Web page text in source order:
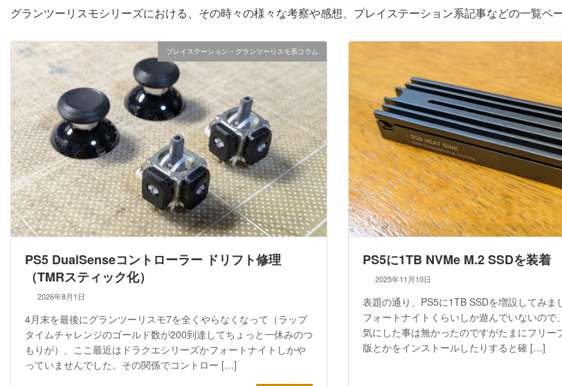
グランツーリスモシリーズにおける、その時々の様々な考察や感想、プレイステーション系記事などの一覧ペー
プレイステーション・グランツーリスモ系コラム
PS5 DualSenseコントローラー ドリフト修理
（TMRスティック化）
2026年8月1日
4月末を最後にグランツーリスモ7を全くやらなくなって（ラップ
タイムチャレンジのゴールド数が200到達してちょっと一休みのつ
もりが）、ここ最近はドラクエシリーズかフォートナイトしかや
っていませんでした。その関係でコントロー […]
PS5に1TB NVMe M.2 SSDを装着
2025年11月10日
表題の通り、PS5に1TB SSDを増設してみま
フォートナイトくらいしか遊んでいないので
気にした事は無かったのですがたまにフリー
版とかをインストールしたりすると確 […]